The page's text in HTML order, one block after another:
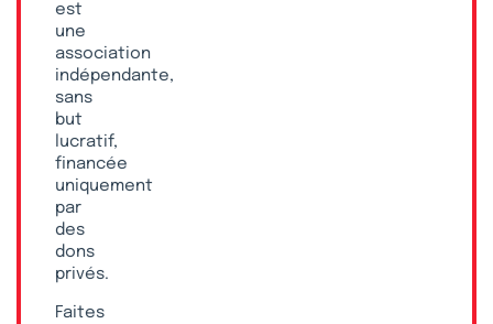
est
une
association
indépendante,
sans
but
lucratif,
financée
uniquement
par
des
dons
privés.
Faites